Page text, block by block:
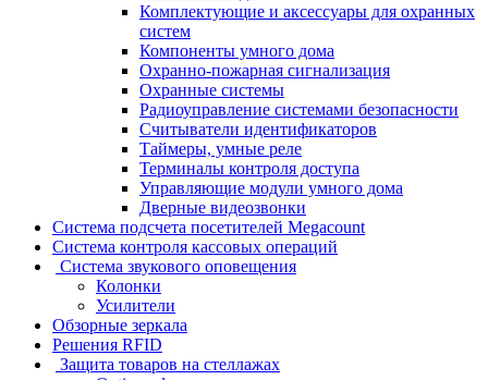
Комплектующие и аксессуары для охранных
систем
Компоненты умного дома
Охранно-пожарная сигнализация
Охранные системы
Радиоуправление системами безопасности
Считыватели идентификаторов
Таймеры, умные реле
Терминалы контроля доступа
Управляющие модули умного дома
Дверные видеозвонки
Система подсчета посетителей Megacount
Система контроля кассовых операций
Система звукового оповещения
Колонки
Усилители
Обзорные зеркала
Решения RFID
Защита товаров на стеллажах